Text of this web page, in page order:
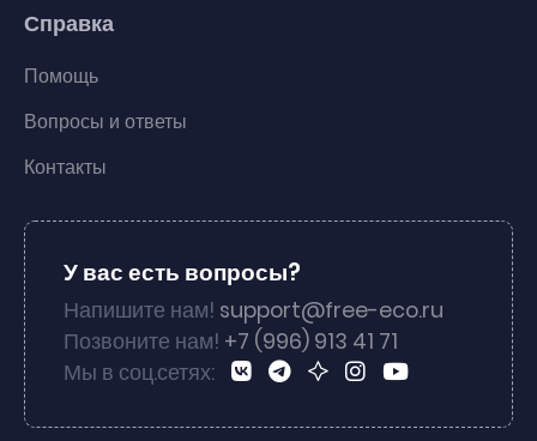
Справка
Помощь
Вопросы и ответы
Контакты
У вас есть вопросы?
Напишите нам! support@free-eco.ru
Позвоните нам! +7 (996) 913 41 71
Мы в соц.сетях: